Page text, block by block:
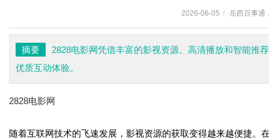
2026-06-05 / 岳西百事通
摘要
2828电影网凭借丰富的影视资源、高清播放和智能推
优质互动体验。
2828电影网
随着互联网技术的飞速发展，影视资源的获取变得越来越便捷。